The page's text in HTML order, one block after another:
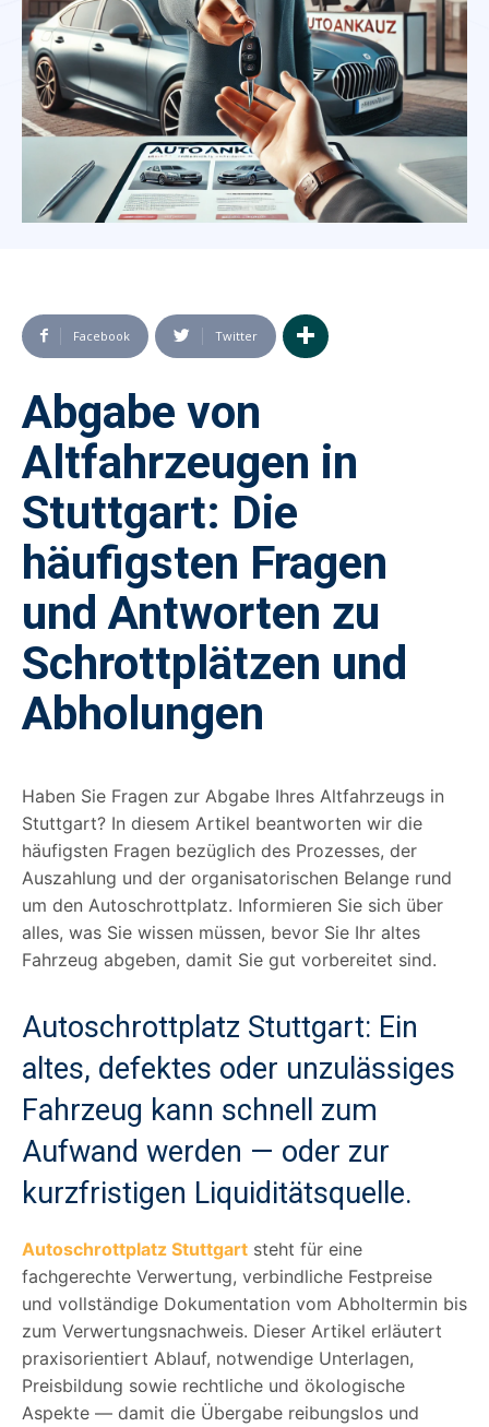
Facebook Twitter
Abgabe von
Altfahrzeugen in
Stuttgart: Die
häufigsten Fragen
und Antworten zu
Schrottplätzen und
Abholungen
Haben Sie Fragen zur Abgabe Ihres Altfahrzeugs in
Stuttgart? In diesem Artikel beantworten wir die
häufigsten Fragen bezüglich des Prozesses, der
Auszahlung und der organisatorischen Belange rund
um den Autoschrottplatz. Informieren Sie sich über
alles, was Sie wissen müssen, bevor Sie Ihr altes
Fahrzeug abgeben, damit Sie gut vorbereitet sind.
Autoschrottplatz Stuttgart: Ein
altes, defektes oder unzulässiges
Fahrzeug kann schnell zum
Aufwand werden — oder zur
kurzfristigen Liquiditätsquelle.
Autoschrottplatz Stuttgart steht für eine
fachgerechte Verwertung, verbindliche Festpreise
und vollständige Dokumentation vom Abholtermin bis
zum Verwertungsnachweis. Dieser Artikel erläutert
praxisorientiert Ablauf, notwendige Unterlagen,
Preisbildung sowie rechtliche und ökologische
Aspekte — damit die Übergabe reibungslos und